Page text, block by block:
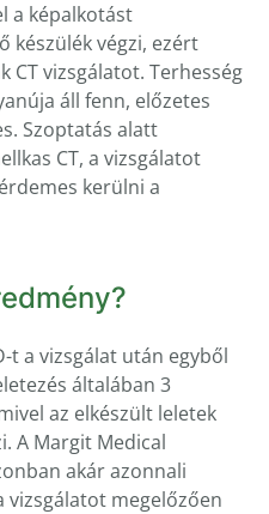
a képalkotást
készülék végzi, ezért
CT vizsgálatot. Terhesség
áll fenn, előzetes
Szoptatás alatt
CT, a vizsgálatot
kerülni a
t a vizsgálat után egyből
általában 3
az elkészült leletek
A Margit Medical
akár azonnali
vizsgálatot megelőzően